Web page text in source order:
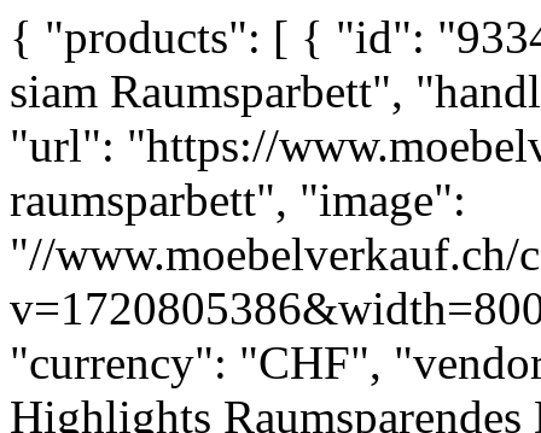
{ "products": [ { "id": "9334312173915", "title": "roviva siam Raumsparbett", "handle": "roviva-siam-raumsparbett", "url": "https://www.moebelverkauf.ch/products/roviva-siam-raumsparbett", "image": "//www.moebelverkauf.ch/cdn/shop/files/siam_S.jpg?v=1720805386&width=800", "price": "1,394.00", "currency": "CHF", "vendor": "roviva", "description": " Highlights Raumsparendes Design mit integriertem Ausziehbett Vollwertige Einzelbetten oder Doppelbett auf gleicher Höhe Stabile Konstruktion aus teilmassiver Buche Inklusive eingebauter Einlegerahmen mit Kopfhochlagerung Maximale Matratzenhöhe für das untere Bett: 20 cm Einzigartige Eigenschaften Flexibilität: Das Siam Raumparbett lässt sich im Handumdrehen in zwei vollwertige Einzelbetten oder ein Doppelbett verwandeln, ideal für kleine Räume oder Gästezimmer. Praktisches Ausziehbett: Das zweite Bett lässt sich mühelos auf Rollen hervorziehen und ist ebenso stabil und komfortabel wie das Hauptbett. Hochwertige Verarbeitung: Der Bettrahmen besteht aus langlebigem, teilmassivem Buchenholz, das für Stabilität und Langlebigkeit sorgt. Vorteile Raumsparendes Design: Durch das praktische Ausziehbett bietet das Siam Raumparbett eine flexible Lösung für kleine Räume und ist ideal für Familien oder Gästezimmer. Komfort: Beide Betten bieten denselben Komfort und sind mit eingebauten Einlegerahmen ausgestattet, die für ergonomische Unterstützung sorgen. Pflegeleicht: Das hochwertige Holz und die stabile Bauweise sorgen dafür, dass das Bett pflegeleicht und langlebig ist. Materialien Das Siam Raumparbett besteht aus teilmassiver Buche und ist in drei Farbvarianten erhältlich: Buche Natur, Kiefer Natur und Weiss. Die integrierten Einlegerahmen sind mit einer Kopfhochlagerung ausgestattet. Fazit Das Siam Raumparbett ist die ideale Lösung für alle, die auf flexible Raumnutzung und Komfort Wert legen. Mit seinem praktischen Ausziehbett bietet es eine platzsparende Option für kleine Räume oder Gästezimmer, ohne dabei Kompromisse beim Schlafkomfort einzugehen. ", "sku": "3831-801-90x200" }, { "id": "9347486384475", "title": "BICO Piatto Lattenrost Modell 0", "handle": "bico-piatto-einlegerahmen-modell-0", "url": "https://www.moebelverkauf.ch/products/bico-piatto-einlegerahmen-modell-0", "image": "//www.moebelverkauf.ch/cdn/shop/files/bico-piatto-einlegerahmen-modell-0_3.jpg?v=1721575864&width=800", "price": "357.00", "currency": "CHF", "vendor": "BICO", "description": " Bico Piatto 0 Einlegerahmen Highlights Extrem flacher Einlegerahmen ohne Verstelloptionen Verstärkter und mehrfach verleimter Rahmen Siebenfach verleimte Buchenholz-Federleisten mit weicher Schulterzone Totalhöhe: 3,5 cm seitlich, 4 cm mittig Einzigartige Eigenschaften Platzsparendes Design: Extrem flacher Rahmen für eine diskrete Integration in verschiedene Bettrahmen. Optimale Unterstützung: Siebenfach verleimte Buchenholz-Federleisten bieten eine stabile und ergonomische Unterstützung. Ergonomische Schulterzone: Weiche Schulterzone zur Druckentlastung und für verbesserten Schlafkomfort. Vorteile Langlebigkeit: Robuste Konstruktion mit hochwertigem Buchenholz gewährleistet eine lange Lebensdauer. Vielseitigkeit: Kompatibel mit verschiedenen Bettgestellen, auch in schmalen Einlegetiefen. Komfort und Ergonomie: Bietet eine stabile Unterstützung für eine gesunde Schlafposition. Materialien Der Bico Piatto 0 Einlegerahmen besteht aus einem mehrfach verleimten Rahmen und siebenfach verleimten Buchenholz-Federleisten, die für Stabilität und Komfort sorgen. Die weiche Schulterzone gewährleistet eine ergonomische Anpassung an den Körper. Fazit Der Bico Piatto 0 Einlegerahmen ist eine platzsparende und ergonomische Lösung für alle, die eine hochwertige und langlebige Schlafunterstützung suchen. Mit seinem extrem flachen Design und den stabilen Materialien bietet er hervorragenden Komfort und eine lange Lebensdauer. ", "sku": "H2070-90x200" }, { "id": "9349134614875", "title": "BICO Primo Couch Modell A", "handle": "bico-primo-couch-modell-a", "url": "https://www.moebelverkauf.ch/